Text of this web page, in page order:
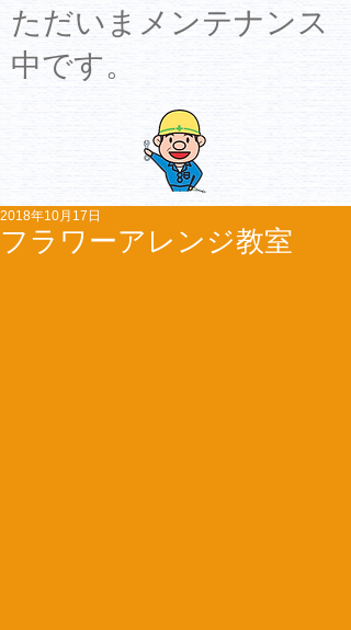
​ただいまメンテナンス
中です。
フラワーアレンジ教室
2018年10月17日